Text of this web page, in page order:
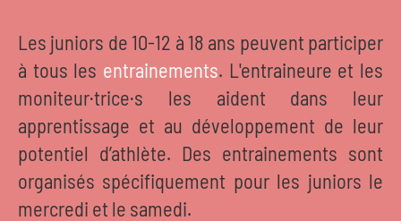
Les juniors de 10-12 à 18 ans peuvent participer
à tous les entrainements. L'entraineure et les
moniteur·trice·s les aident dans leur
apprentissage et au développement de leur
potentiel d’athlète. Des entrainements sont
organisés spécifiquement pour les juniors le
mercredi et le samedi.